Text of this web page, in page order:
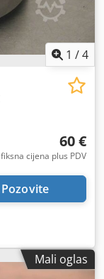
1 /4
60 €
fiksna cijena plus PDV
Pozovite
Mali oglas